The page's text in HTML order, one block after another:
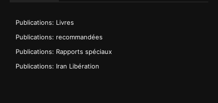
Publications: Livres
Publications: recommandées
Publications: Rapports spéciaux
Publications: Iran Libération